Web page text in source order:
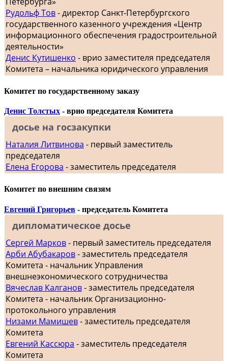
Рудольф Тов- директор Санкт-Петербургского
государственного казенного учреждения «Центр
информационного обеспечения градостроительной
деятельности»
Денис Кутишенко - врио заместителя председателя
Комитета – начальника юридического управления
Комитет по государственному заказу
Денис Толстых - врио председателя Комитета
досье на госзакупки
Наталия Литвинова - первый заместитель
председателя
Елена Егорова - заместитель председателя
Комитет по внешним связям
Евгений Григорьев - председатель Комитета
дипломатическое досье
Сергей Марков- первый заместитель председателя
Арби Абубакаров- заместитель председателя
Комитета - начальник Управления
внешнеэкономического сотрудничества
Вячеслав Калганов- заместитель председателя
Комитета - начальник Организационно-
протокольного управления
Низами Мамишев- заместитель председателя
Комитета
Евгений Кассюра - заместитель председателя
Комитета